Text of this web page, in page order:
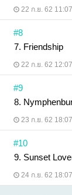
22 ก.ย. 62 11:07
#8
7. Friendship
22 ก.ย. 62 12:07
#9
8.
23 ก.ย. 62 18:07
#10
9. Sunset
24 ก.ย. 62 18:07